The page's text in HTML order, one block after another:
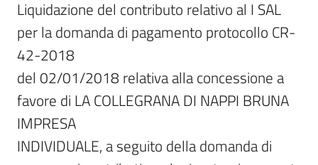
Liquidazione del contributo relativo al I SAL
per la domanda di pagamento protocollo CR-
42-2018
del 02/01/2018 relativa alla concessione a
favore di LA COLLEGRANA DI NAPPI BRUNA
IMPRESA
INDIVIDUALE, a seguito della domanda di